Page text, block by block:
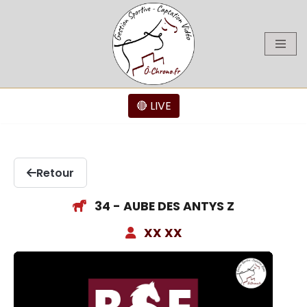
🔴 LIVE
Retour
34 - AUBE DES ANTYS Z
XX XX